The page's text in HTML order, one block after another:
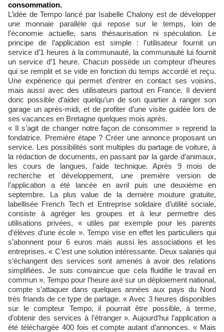
consommation.
L’idée de Tempo lancé par Isabelle Chalony est de développer
une monnaie parallèle qui repose sur le temps, loin de
l’économie actuelle, sans thésaurisation ni spéculation. Le
principe de l’application est simple : l’utilisateur fournit un
service d’1 heures à la communauté, la communauté lui fournit
un service d’1 heure. Chacun possède un compteur d’heures
qui se remplit et se vide en fonction du temps accordé et reçu.
Une expérience qui permet d’entrer en contact ses voisins,
mais aussi avec des utilisateurs partout en France. Il devient
donc possible d’aider quelqu’un de son quartier à ranger son
garage un après-midi, et de profiter d’une visite guidée lors de
ses vacances en Bretagne quelques mois après.
« Il s’agit de changer notre façon de consommer » reprend la
fondatrice. Première étape ? Créer une annonce proposant un
service. Les possibilités sont multiples du partage de voiture, à
la rédaction de documents, en passant par la garde d’animaux,
les cours de langues, l’aide technique. Après 9 mois de
recherche et développement, une première version de
l’application a été lancée en avril puis une deuxième en
septembre. La plus value de la dernière mouture gratuite,
labellisée French Tech et Entreprise solidaire d’utilité sociale,
consiste à agréger les groupes et à leur permettre des
utilisations privées, « utiles par exemple pour les parents
d’élèves d’une école ». Tempo vise en effet les particuliers qui
s’abonnent pour 6 euros mais aussi les associations et les
entreprises. « C’est une solution intéressante. Deux salariés qui
s’échangent des services sont amenés à avoir des relations
simplifiées. Je suis convaincue que cela fluidifie le travail en
commun ». Tempo pour l’heure axé sur un déploiement national,
compte s’attaquer dans quelques années aux pays du Nord
très friands de ce type de partage. « Avec 3 heures disponibles
sur le compteur Tempo, il pourrait être possible, à terme,
d’obtenir des services à l’étranger ». Aujourd’hui l’application a
été téléchargée 400 fois et compte autant d’annonces. « Mais